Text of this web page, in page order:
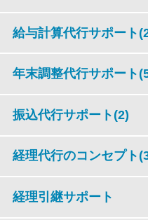
給与計算代行サポート
年末調整代行サポート
振込代行サポート (2)
経理代行のコンセプト
経理引継サポート